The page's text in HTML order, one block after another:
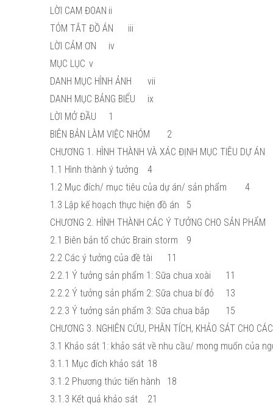
LỜI CAM ĐOAN ii
TÓM TẮT ĐỒ ÁN
iii
LỜI CẢM ƠN
iv
MỤC LỤC v
DANH MỤC HÌNH ẢNH
vii
DANH MỤC BẢNG BIỂU
ix
LỜI MỞ ĐẦU
1
BIÊN BẢN LÀM VIỆC NHÓM
2
CHƯƠNG 1. HÌNH THÀNH VÀ XÁC ĐỊNH MỤC TIÊU DỰ ÁN
1.1 Hình thành ý tưởng
4
1.2 Mục đích/ mục tiêu của dự án/ sản phẩm
4
1.3 Lập kế hoạch thực hiện đồ án
5
CHƯƠNG 2. HÌNH THÀNH CÁC Ý TƯỞNG CHO SẢN PHẨM
2.1 Biên bản tổ chức Brain storm
9
2.2 Các ý tưởng của đề tài
11
2.2.1 Ý tưởng sản phẩm 1: Sữa chua xoài
11
2.2.2 Ý tưởng sản phẩm 2: Sữa chua bí đỏ
13
2.2.3 Ý tưởng sản phẩm 3: Sữa chua bắp
15
CHƯƠNG 3. NGHIÊN CỨU, PHÂN TÍCH, KHẢO SÁT CHO
3.1 Khảo sát 1: khảo sát về nhu cầu/ mong muốn của
3.1.1 Mục đích khảo sát 18
3.1.2 Phương thức tiến hành
18
3.1.3 Kết quả khảo sát
21